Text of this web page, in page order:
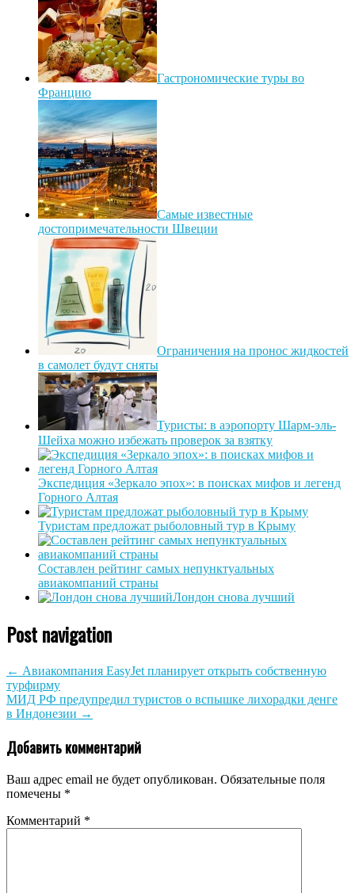
Гастрономические туры во
Францию
Самые известные
достопримечательности Швеции
Ограничения на пронос жидкостей
в самолет будут сняты
Туристы: в аэропорту Шарм-эль-
Шейха можно избежать проверок за взятку
Экспедиция «Зеркало эпох»: в поисках мифов и легенд
Горного Алтая
Туристам предложат рыболовный тур в Крыму
Составлен рейтинг самых непунктуальных
авиакомпаний страны
Лондон снова лучший
Post navigation
← Авиакомпания EasyJet планирует открыть собственную
турфирму
МИД РФ предупредил туристов о вспышке лихорадки денге
в Индонезии →
Добавить комментарий
Ваш адрес email не будет опубликован. Обязательные поля
помечены *
Комментарий *